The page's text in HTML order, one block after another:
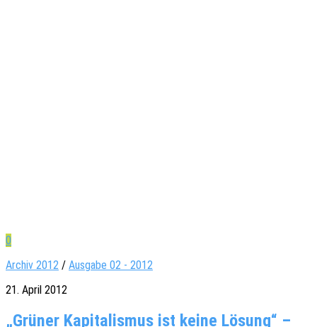
0
Archiv 2012 / Ausgabe 02 - 2012
21. April 2012
„Grüner Kapitalismus ist keine Lösung“ –